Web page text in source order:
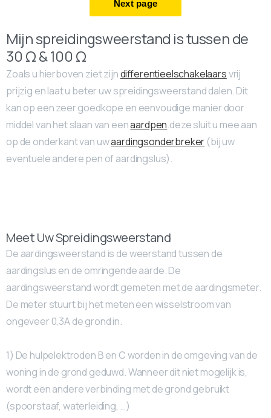
Mijn spreidingsweerstand is tussen de
30 Ω & 100 Ω
Zoals u hierboven ziet zijndifferentieelschakelaarsvrij
prijzig en laat u beter uw spreidingsweerstand dalen. Dit
kan op een zeer goedkope en eenvoudige manier door
middel van het slaan van eenaardpen.deze sluit u mee aan
op de onderkant van uwaardingsonderbreker (bij uw
eventuele andere pen of aardingslus).
Meet Uw Spreidingsweerstand
De aardingsweerstand is de weerstand tussen de
aardingslus en de omringende aarde. De
aardingsweerstand wordt gemeten met de aardingsmeter.
De meter stuurt bij het meten een wisselstroom van
ongeveer 0,3A de grond in.
1) De hulpelektroden B en C worden in de omgeving van de
woning in de grond geduwd. Wanneer dit niet mogelijk is,
wordt een andere verbinding met de grond gebruikt
(spoorstaaf, waterleiding, …)